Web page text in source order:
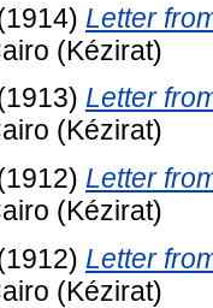
Letter
(Kézirat)
Letter
(Kézirat)
Letter
(Kézirat)
Letter
(Kézirat)